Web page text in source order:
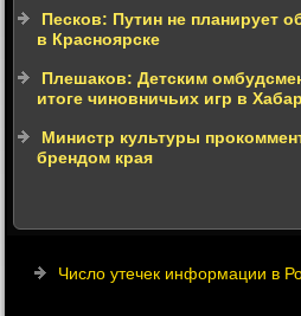
Песков: Путин не планирует
в Красноярске
Плешаков: Детским
итоге чиновничьих игр в
Министр культуры
брендом края
Число утечек информации в